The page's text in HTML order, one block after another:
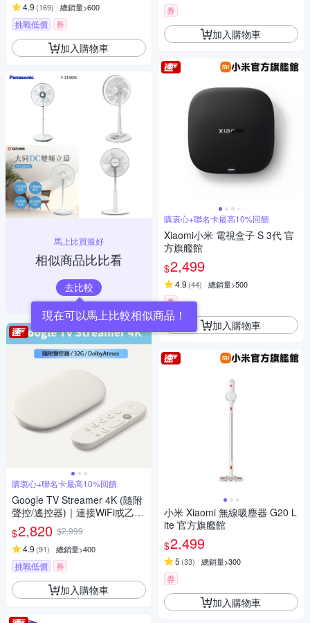
4.9 (169) 總銷量>600
挑戰低價 券
加入購物車
馬上比買最好
相似商品比比看
去比較
購衷心+聯名卡最高10%回饋
Google TV Streamer 4K (隨附
聲控/遙控器)｜連接WiFi或乙太
網路｜Dolby Atmos｜Matter智
慧串聯｜安裝App播放Netflix/Di
sney+/Youtube
$2,820 $2,999
4.9 (91) 總銷量>400
挑戰低價 券
加入購物車
券
加入購物車
購衷心+聯名卡最高10%回饋
Xiaomi小米 電視盒子 S 3代 官
方旗艦館
$2,499
4.9 (44) 總銷量>500
券
加入購物車
小米 Xiaomi 無線吸塵器 G20 L
ite 官方旗艦館
$2,499
5 (33) 總銷量>300
券
加入購物車